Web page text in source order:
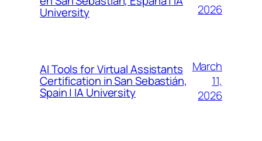
University
2026
AI Tools for Virtual Assistants
Certification in San Sebastián,
Spain | IA University
March
11,
2026